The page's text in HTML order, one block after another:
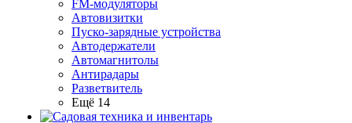
FM-модуляторы
Автовизитки
Пуско-зарядные устройства
Автодержатели
Автомагнитолы
Антирадары
Разветвитель
Ещё 14